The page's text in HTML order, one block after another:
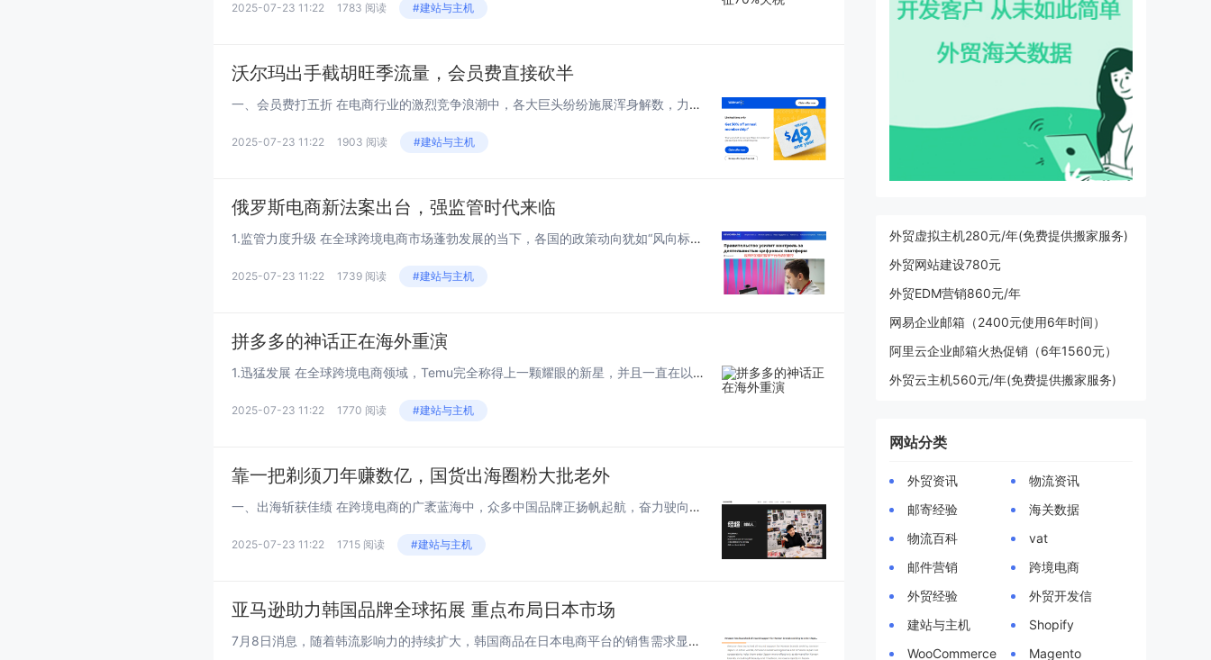
2025-07-23 11:22 1783 阅读 #建站与主机
沃尔玛出手截胡旺季流量，会员费直接砍半
一、会员费打五折 在电商行业的激烈竞争浪潮中，各大巨头纷纷施展浑身解数，力求在市场中抢占更多份额。其中，会员服务作为增强用户粘性与忠诚度的重要手段，成为了兵家必争之地。 日前，沃尔推出了一项重磅优惠活动，即给Walmart+会员费用打五...
2025-07-23 11:22 1903 阅读 #建站与主机
俄罗斯电商新法案出台，强监管时代来临
1.监管力度升级 在全球跨境电商市场蓬勃发展的当下，各国的政策动向犹如“风向标”，深刻影响着行业的走向。 近日，有消息称俄罗斯政府会议批准了一项关于规范数字中介平台活动的法律草案，该草案将使市场的工作更加透明，并确保保护平台上商品和服务...
2025-07-23 11:22 1739 阅读 #建站与主机
拼多多的神话正在海外重演
1.迅猛发展 在全球跨境电商领域，Temu完全称得上一颗耀眼的新星，并且一直在以惊人的速度闪耀发展。 最新数据显示，2025年第二季度，拼多多旗下跨境电商平台Temu实现了显著的用户增长，全球月活跃用户（MAU）飙升至4.165亿，同比...
2025-07-23 11:22 1770 阅读 #建站与主机
靠一把剃须刀年赚数亿，国货出海圈粉大批老外
一、出海斩获佳绩 在跨境电商的广袤蓝海中，众多中国品牌正扬帆起航，奋力驶向全球市场的各个角落。其中，有一个看似不起眼却又极具潜力的领域——剃须刀市场，正悄然上演着一场国货逆袭的精彩故事。Yoose，这个来自中国的年轻品牌就在全球消费市场上...
2025-07-23 11:22 1715 阅读 #建站与主机
亚马逊助力韩国品牌全球拓展 重点布局日本市场
7月8日消息，随着韩流影响力的持续扩大，韩国商品在日本电商平台的销售需求显著上升。亚马逊正在加大对韩国品牌，尤其是韩国时尚品牌与美妆品牌的全球支持力度，并将日本市场视为重点布局方向。亚马逊表示，日本是全球最大的电商市场之一，但海外卖家的比例...
外贸虚拟主机280元/年(免费提供搬家服务)
外贸网站建设780元
外贸EDM营销860元/年
网易企业邮箱（2400元使用6年时间）
阿里云企业邮箱火热促销（6年1560元）
外贸云主机560元/年(免费提供搬家服务)
网站分类
外贸资讯
物流资讯
邮寄经验
海关数据
物流百科
vat
邮件营销
跨境电商
外贸经验
外贸开发信
建站与主机
Shopify
WooCommerce
Magento